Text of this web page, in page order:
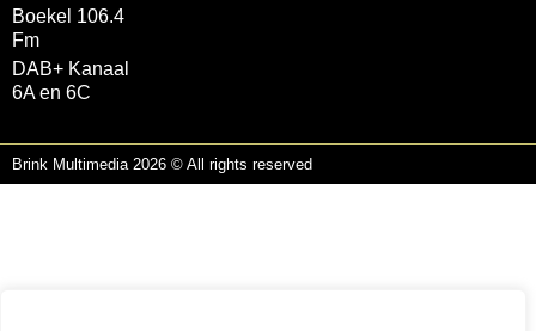
Boekel 106.4
Fm
DAB+ Kanaal
6A en 6C
Brink Multimedia 2026 © All rights reserved